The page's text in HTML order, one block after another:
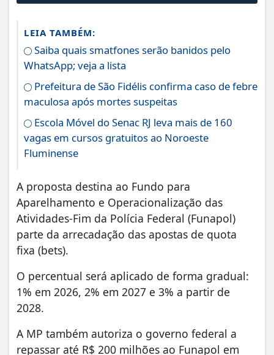
LEIA TAMBÉM:
Saiba quais smatfones serão banidos pelo
WhatsApp; veja a lista
Prefeitura de São Fidélis confirma caso de febre
maculosa após mortes suspeitas
Escola Móvel do Senac RJ leva mais de 160
vagas em cursos gratuitos ao Noroeste
Fluminense
A proposta destina ao Fundo para
Aparelhamento e Operacionalização das
Atividades-Fim da Polícia Federal (Funapol)
parte da arrecadação das apostas de quota
fixa (bets).
O percentual será aplicado de forma gradual:
1% em 2026, 2% em 2027 e 3% a partir de
2028.
A MP também autoriza o governo federal a
repassar até R$ 200 milhões ao Funapol em